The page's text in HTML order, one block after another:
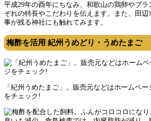
平成29年の酉年にちなみ、和歌山の鶏卵やブ
ぞれの特長やこだわりを伝えます。また、田辺
事が残る神社にも触れてみます。
梅酢を活用 紀州うめどり・うめたまご
「紀州うめたまご」。販売元などはホームペー
をチェック!